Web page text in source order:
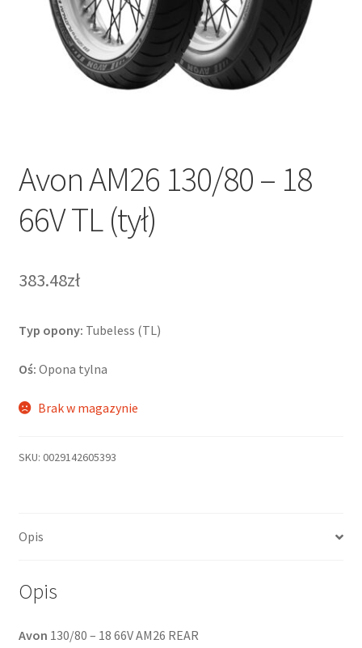
Avon AM26 130/80 – 18
66V TL (tył)
383.48zł
Typ opony: Tubeless (TL)
Oś: Opona tylna
Brak w magazynie
SKU: 0029142605393
Opis
Opis
Avon 130/80 – 18 66V AM26 REAR